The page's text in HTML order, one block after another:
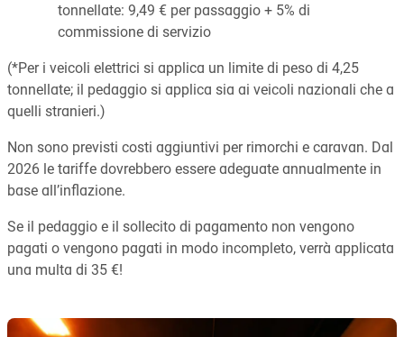
tonnellate: 9,49 € per passaggio + 5% di
commissione di servizio
(*Per i veicoli elettrici si applica un limite di peso di 4,25
tonnellate; il pedaggio si applica sia ai veicoli nazionali che a
quelli stranieri.)
Non sono previsti costi aggiuntivi per rimorchi e caravan. Dal
2026 le tariffe dovrebbero essere adeguate annualmente in
base all’inflazione.
Se il pedaggio e il sollecito di pagamento non vengono
pagati o vengono pagati in modo incompleto, verrà applicata
una multa di 35 €!